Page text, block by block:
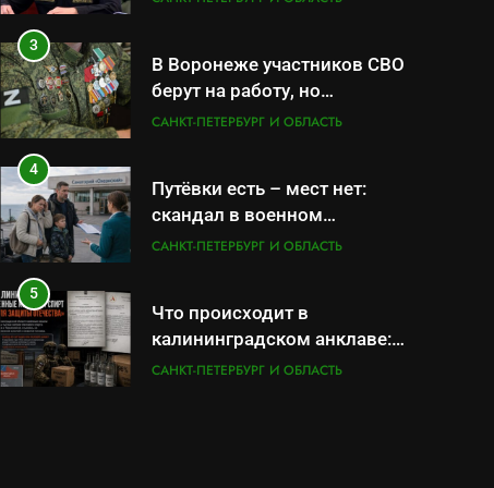
3
В Воронеже участников СВО
берут на работу, но
удержаться удаётся не всем
САНКТ-ПЕТЕРБУРГ И ОБЛАСТЬ
4
Путёвки есть – мест нет:
скандал в военном
санатории Владивостока
САНКТ-ПЕТЕРБУРГ И ОБЛАСТЬ
5
Что происходит в
калининградском анклаве:
военные изымают спирт
САНКТ-ПЕТЕРБУРГ И ОБЛАСТЬ